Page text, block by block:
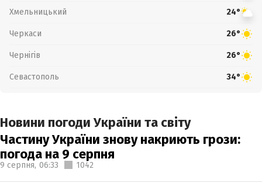
Хмельницький 24°
Черкаси 26°
Чернігів 26°
Севастополь 34°
Новини погоди України та світу
Частину України знову накриють грози:
погода на 9 серпня
9 серпня, 06:33 1042